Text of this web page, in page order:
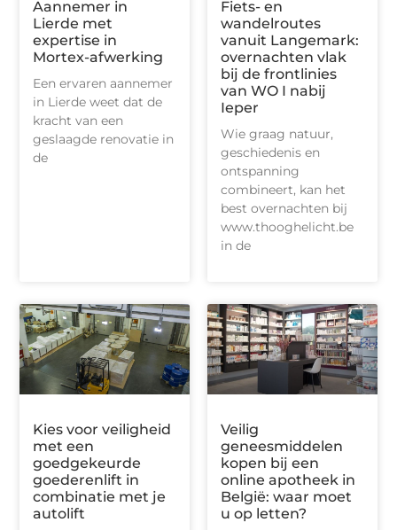
Aannemer in
Lierde met
expertise in
Mortex-afwerking
Een ervaren aannemer
in Lierde weet dat de
kracht van een
geslaagde renovatie in
de
Fiets- en
wandelroutes
vanuit Langemark:
overnachten vlak
bij de frontlinies
van WO I nabij
Ieper
Wie graag natuur,
geschiedenis en
ontspanning
combineert, kan het
best overnachten bij
www.thooghelicht.be
in de
Kies voor veiligheid
met een
goedgekeurde
goederenlift in
combinatie met je
autolift
Veilig
geneesmiddelen
kopen bij een
online apotheek in
België: waar moet
u op letten?